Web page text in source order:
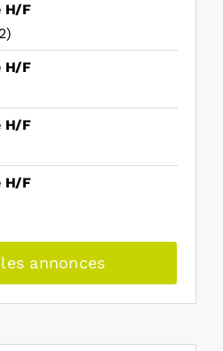
H/F
H/F
H/F
H/F
annonces